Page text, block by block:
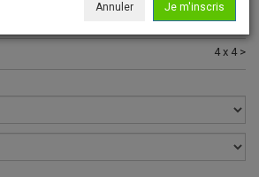
911 >
4 x 4 >
Annuler Je m'inscris